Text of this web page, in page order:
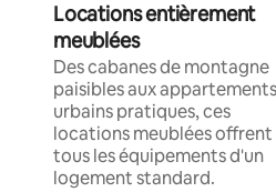
Locations entièrement
meublées
Des cabanes de montagne
paisibles aux appartements
urbains pratiques, ces
locations meublées offrent
tous les équipements d'un
logement standard.